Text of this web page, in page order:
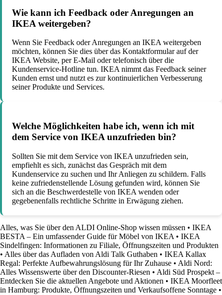
Wie kann ich Feedback oder Anregungen an
IKEA weitergeben?
Wenn Sie Feedback oder Anregungen an IKEA weitergeben
möchten, können Sie dies über das Kontaktformular auf der
IKEA Website, per E-Mail oder telefonisch über die
Kundenservice-Hotline tun. IKEA nimmt das Feedback seiner
Kunden ernst und nutzt es zur kontinuierlichen Verbesserung
seiner Produkte und Services.
Welche Möglichkeiten habe ich, wenn ich mit
dem Service von IKEA unzufrieden bin?
Sollten Sie mit dem Service von IKEA unzufrieden sein,
empfiehlt es sich, zunächst das Gespräch mit dem
Kundenservice zu suchen und Ihr Anliegen zu schildern. Falls
keine zufriedenstellende Lösung gefunden wird, können Sie
sich an die Beschwerdestelle von IKEA wenden oder
gegebenenfalls rechtliche Schritte in Erwägung ziehen.
Alles, was Sie über den ALDI Online-Shop wissen müssen • IKEA
BESTA – Ein umfassender Guide für Möbel von IKEA • IKEA
Sindelfingen: Informationen zu Filiale, Öffnungszeiten und Produkten
• Alles über das Aufladen von Aldi Talk Guthaben • IKEA Kallax
Regal: Perfekte Aufbewahrungslösung für Ihr Zuhause • Aldi Nord:
Alles Wissenswerte über den Discounter-Riesen • Aldi Süd Prospekt –
Entdecken Sie die aktuellen Angebote und Aktionen • IKEA Moorfleet
in Hamburg: Produkte, Öffnungszeiten und Verkaufsoffene Sonntage •